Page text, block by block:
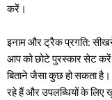
करें।
इनाम और ट्रैक प्रगति:
आप को छोटे पुरस्कार सेट करें
बिताने जैसा कुछ हो सकता
रहे हैं और उपलब्धियों के लिए